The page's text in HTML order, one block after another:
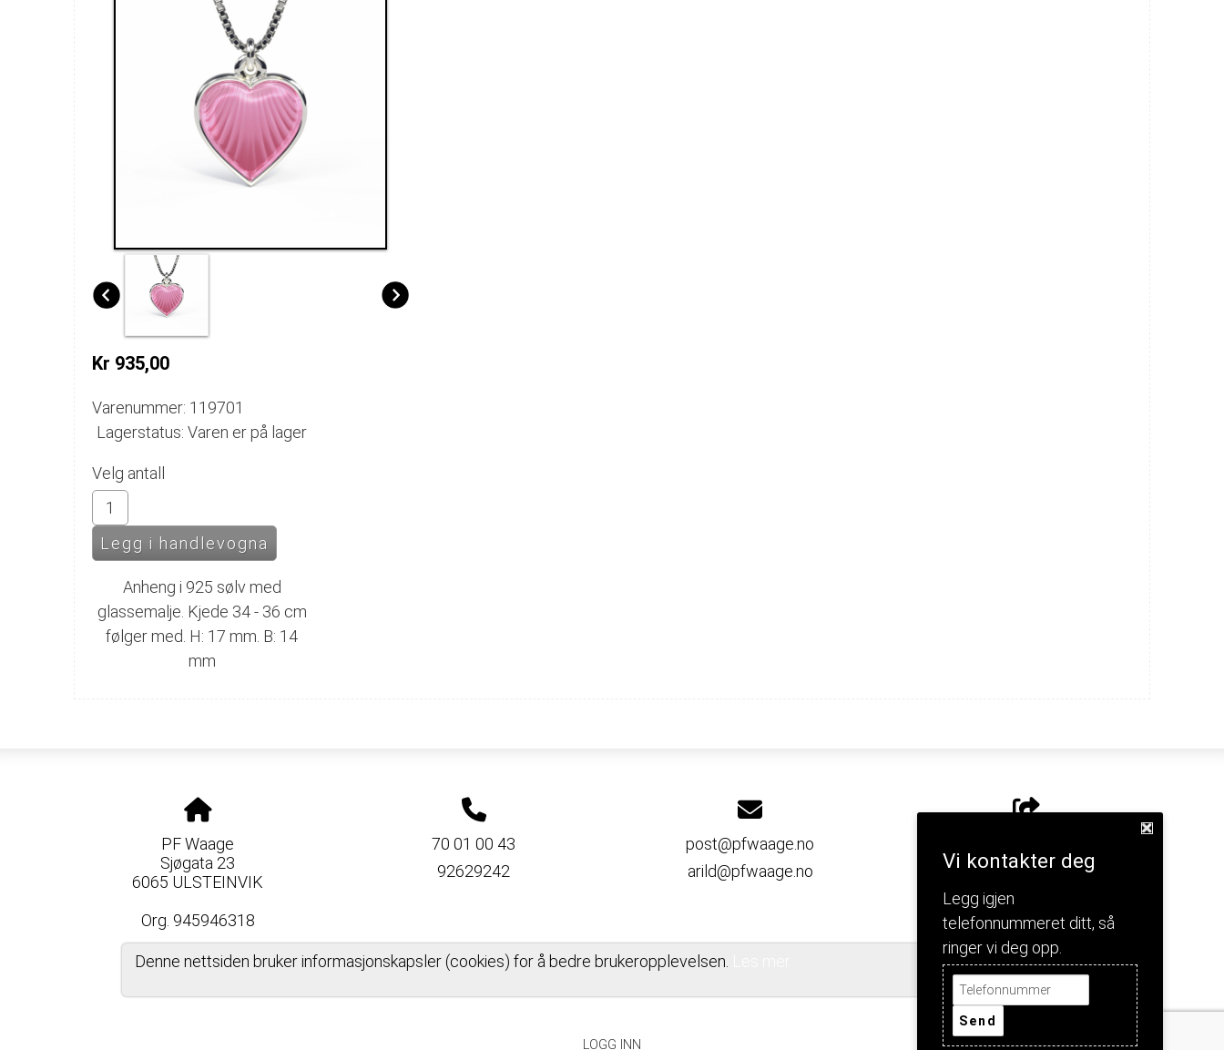
Kr 935,00
Varenummer: 119701
Lagerstatus: Varen er på lager
Velg antall
Anheng i 925 sølv med
glassemalje. Kjede 34 - 36 cm
følger med. H: 17 mm. B: 14
mm
Vi kontakter deg
Legg igjen
telefonnummeret ditt, så
ringer vi deg opp.
PF Waage
Sjøgata 23
6065 ULSTEINVIK
Org. 945946318
70 01 00 43
92629242
post@pfwaage.no
arild@pfwaage.no
Denne nettsiden bruker informasjonskapsler (cookies) for å bedre brukeropplevelsen. Jeg forstår!
LOGG INN